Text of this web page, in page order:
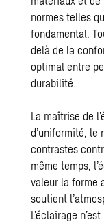
normes telles
fondamental.
delà de la
optimal entre
durabilité.
La maîtrise de
d’uniformité, le
contrastes
même temps,
valeur la forme
soutient
L’éclairage